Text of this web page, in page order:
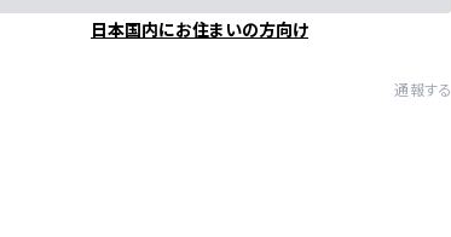
日本国内にお住まいの方向け
通報する